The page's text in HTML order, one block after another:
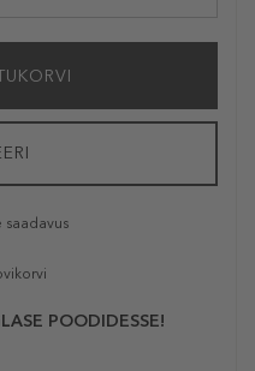
saadavus
POODIDESSE!